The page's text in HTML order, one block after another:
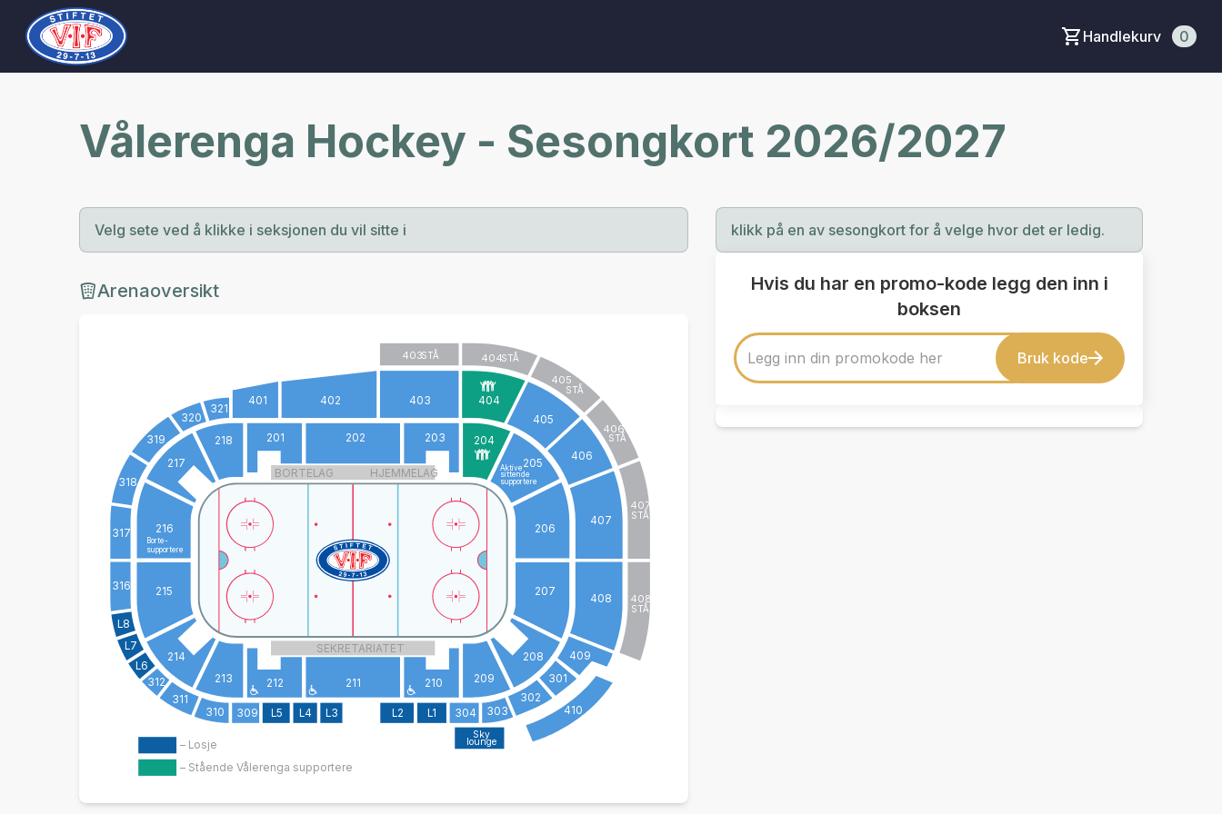
Handlekurv 0
Vålerenga Hockey - Sesongkort 2026/2027
Velg sete ved å klikke i seksjonen du vil sitte i
Arenaoversikt
301
302
303
304
L1
L2
L3
L4
L5
309
310
311
312
L6
L7
L8
316
317
318
319
320
321
Sky
lounge
401 402 403 404
405
406
407
408
409
410
201 202 203 204
205
206
207
208
209
210
211
212
213
214
215
216
217
218
403STÅ 404STÅ
405
STÅ
406
STÅ
407
STÅ
408
STÅ
BORTELAG HJEMMELAG
SEKRETARIATET
– Losje
– Stående Vålerenga supportere
Aktive
sittende
supportere
Borte-
supportere
klikk på en av sesongkort for å velge hvor det er ledig.
Hvis du har en promo-kode legg den inn i
boksen
Bruk kode